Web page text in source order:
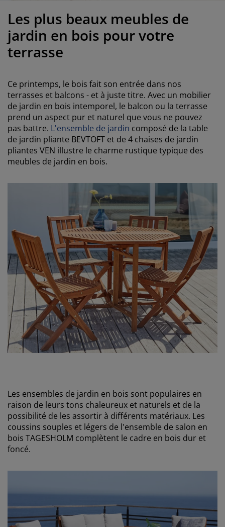
robes
de chambre à coucher
enfant
entretien meubles
pour vitrage
d'extérieur
d’enfant
pour animaux de compagnie
Les plus beaux meubles de
jardin en bois pour votre
terrasse
Ce printemps, le bois fait son entrée dans nos
terrasses et balcons - et à juste titre. Avec un mobilier
de jardin en bois intemporel, le balcon ou la terrasse
prend un aspect pur et naturel que vous ne pouvez
pas battre. L'ensemble de jardin composé de la table
de jardin pliante BEVTOFT et de 4 chaises de jardin
pliantes VEN illustre le charme rustique typique des
meubles de jardin en bois.
Les ensembles de jardin en bois sont populaires en
raison de leurs tons chaleureux et naturels et de la
possibilité de les assortir à différents matériaux. Les
coussins souples et légers de l'ensemble de salon en
bois TAGESHOLM complètent le cadre en bois dur et
foncé.